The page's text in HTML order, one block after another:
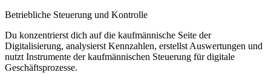
Betriebliche Steuerung und Kontrolle
Du konzentrierst dich auf die kaufmännische Seite der
Digitalisierung, analysierst Kennzahlen, erstellst Auswertungen und
nutzt Instrumente der kaufmännischen Steuerung für digitale
Geschäftsprozesse.